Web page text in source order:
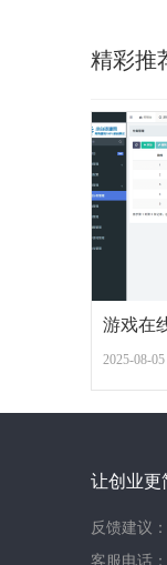
精彩推
2025-08-05
让创业更
反馈建议
客服电话：